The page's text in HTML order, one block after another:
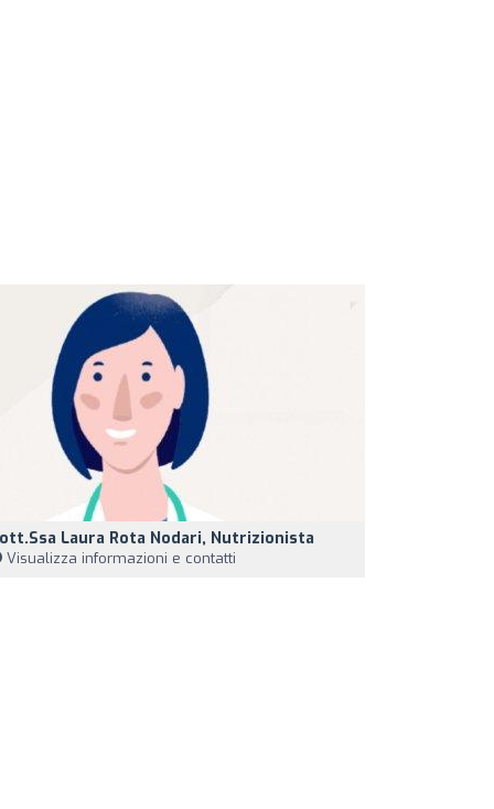
Laura Rota Nodari, Nutrizionista
Visualizza informazioni e contatti